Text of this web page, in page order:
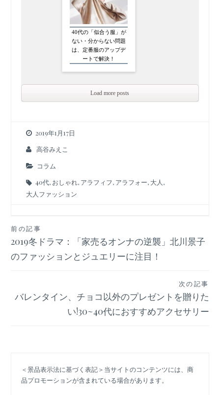
40代の「似合う服」が
ない・分からない問題
は、定番服のアップデ
ートで解決！
Load more posts
2019年1月17日
高谷みえこ
コラム
40代, おしゃれ, アラフィフ, アラフォー, 大人 ,
大人ファッション
投
稿
ナ
ー
前の記事
2019冬ドラマ：「家売るオンナの逆襲」北川景子
のファッションとジュエリーに注目！
次の記事
バレンタイン、チョコ以外のプレゼントを贈りた
い!30~40代におすすめアクセサリー
＜景品表示法に基づく表記＞当サイトのコンテンツには、商
品プロモーションが含まれている場合があります。